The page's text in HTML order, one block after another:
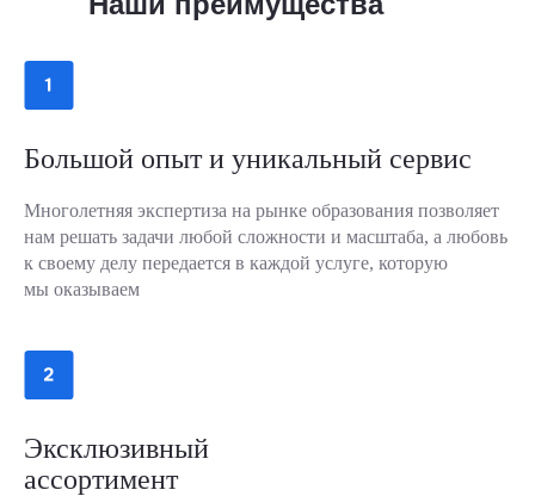
Большой опыт и уникальный сервис
Многолетняя экспертиза на рынке образования позволяет
нам решать задачи любой сложности и масштаба, а любовь
к своему делу передается в каждой услуге, которую
мы оказываем
Эксклюзивный
ассортимент